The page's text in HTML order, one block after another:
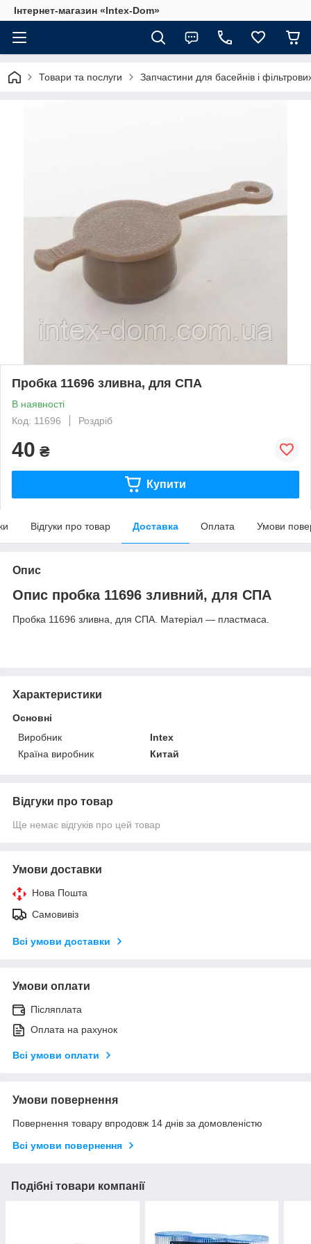
Інтернет-магазин «Intex-Dom»
Товари та послуги Запчастини для басейнів і
Пробка 11696 зливна, для СПА
В наявності
Код: 11696
Роздріб
40 ₴
Купити
Відгуки про товар Доставка Оплата Умови
Опис
Опис пробка 11696 зливний, для СПА
Пробка 11696 зливна, для СПА. Матеріал — пластмаса.
Характеристики
Основні
Виробник
Intex
Країна виробник
Китай
Відгуки про товар
Ще немає відгуків про цей товар
Умови доставки
Нова Пошта
Самовивіз
Всі умови доставки
Умови оплати
Післяплата
Оплата на рахунок
Всі умови оплати
Умови повернення
Повернення товару впродовж 14 днів за домовленістю
Всі умови повернення
Подібні товари компанії